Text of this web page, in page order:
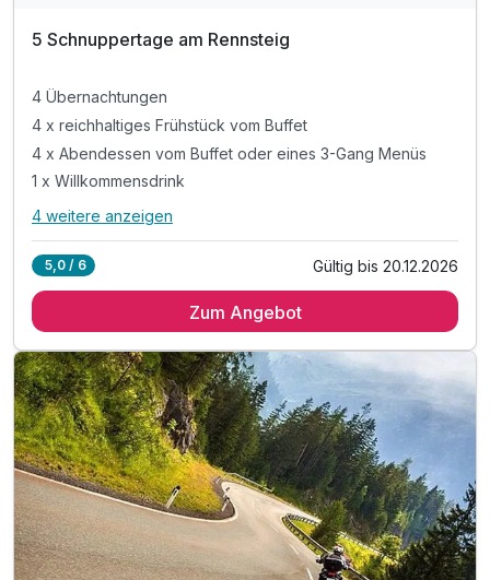
5 Schnuppertage am Rennsteig
4 Übernachtungen
4 x reichhaltiges Frühstück vom Buffet
4 x Abendessen vom Buffet oder eines 3-Gang Menüs
1 x Willkommensdrink
Alle Inklusivleistungen
4 x reichhaltiges Frühstück vom Buffet
1 x Willkommensdrink
inkl. Nutzung der hoteleigenen Sauna
inkl. Parkplatz
inkl. WLAN
Massagen nach Vereinbarung möglich
4 weitere anzeigen
5,0 / 6 Gültig bis 20.12.2026
Zum Angebot